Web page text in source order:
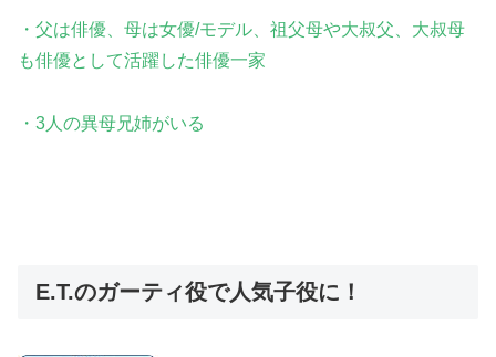
・父は俳優、母は女優/モデル、祖父母や大叔父、大叔母
も俳優として活躍した俳優一家
・3人の異母兄姉がいる
E.T.のガーティ役で人気子役に！